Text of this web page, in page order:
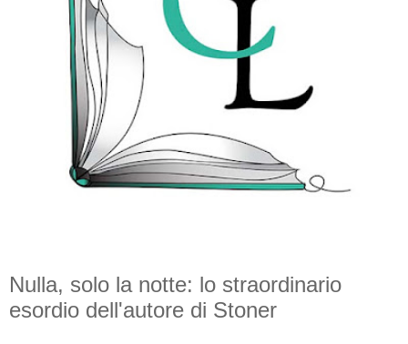
Nulla, solo la notte: lo straordinario
esordio dell'autore di Stoner